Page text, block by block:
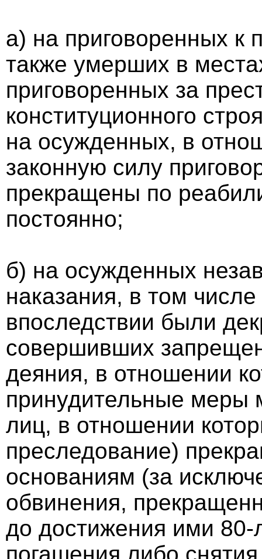
а) на приговоренных к
также умерших в
приговоренных за
конституционного
на осужденных, в
законную силу
прекращены по
постоянно;
б) на осужденных
наказания, в том
впоследствии были
совершивших
деяния, в отношении
принудительные меры
лиц, в отношении
преследование)
основаниям (за
обвинения,
до достижения ими 80-